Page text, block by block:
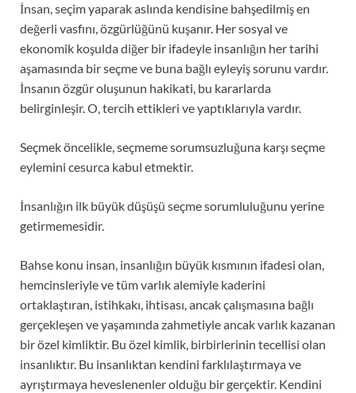
İnsan, seçim yaparak aslında kendisine bahşedilmiş en
değerli vasfını, özgürlüğünü kuşanır. Her sosyal ve
ekonomik koşulda diğer bir ifadeyle insanlığın her tarihi
aşamasında bir seçme ve buna bağlı eyleyiş sorunu vardır.
İnsanın özgür oluşunun hakikati, bu kararlarda
belirginleşir. O, tercih ettikleri ve yaptıklarıyla vardır.
Seçmek öncelikle, seçmeme sorumsuzluğuna karşı seçme
eylemini cesurca kabul etmektir.
İnsanlığın ilk büyük düşüşü seçme sorumluluğunu yerine
getirmemesidir.
Bahse konu insan, insanlığın büyük kısmının ifadesi olan,
hemcinsleriyle ve tüm varlık alemiyle kaderini
ortaklaştıran, istihkakı, ihtisası, ancak çalışmasına bağlı
gerçekleşen ve yaşamında zahmetiyle ancak varlık kazanan
bir özel kimliktir. Bu özel kimlik, birbirlerinin tecellisi olan
insanlıktır. Bu insanlıktan kendini farklılaştırmaya ve
ayrıştırmaya heveslenenler olduğu bir gerçektir. Kendini